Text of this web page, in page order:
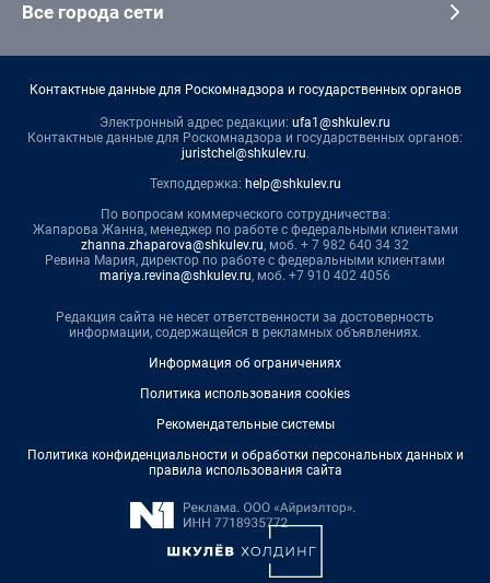
Все города сети
Контактные данные для Роскомнадзора и государственных органов
Электронный адрес редакции: ufa1@shkulev.ru
Контактные данные для Роскомнадзора и государственных органов:
juristchel@shkulev.ru.
Техподдержка: help@shkulev.ru
По вопросам коммерческого сотрудничества:
Жапарова Жанна, менеджер по работе с федеральными клиентами
zhanna.zhaparova@shkulev.ru, моб. + 7 982 640 34 32
Ревина Мария, директор по работе с федеральными клиентами
mariya.revina@shkulev.ru, моб. +7 910 402 4056
Редакция сайта не несет ответственности за достоверность
информации, содержащейся в рекламных объявлениях.
Информация об ограничениях
Политика использования cookies
Рекомендательные системы
Политика конфиденциальности и обработки персональных данных и
правила использования сайта